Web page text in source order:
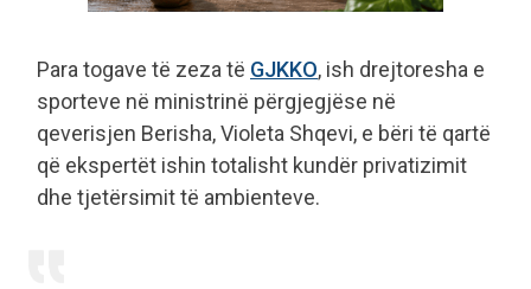
Para togave të zeza të GJKKO, ish drejtoresha e
sporteve në ministrinë përgjegjëse në
qeverisjen Berisha, Violeta Shqevi, e bëri të qartë
që ekspertët ishin totalisht kundër privatizimit
dhe tjetërsimit të ambienteve.